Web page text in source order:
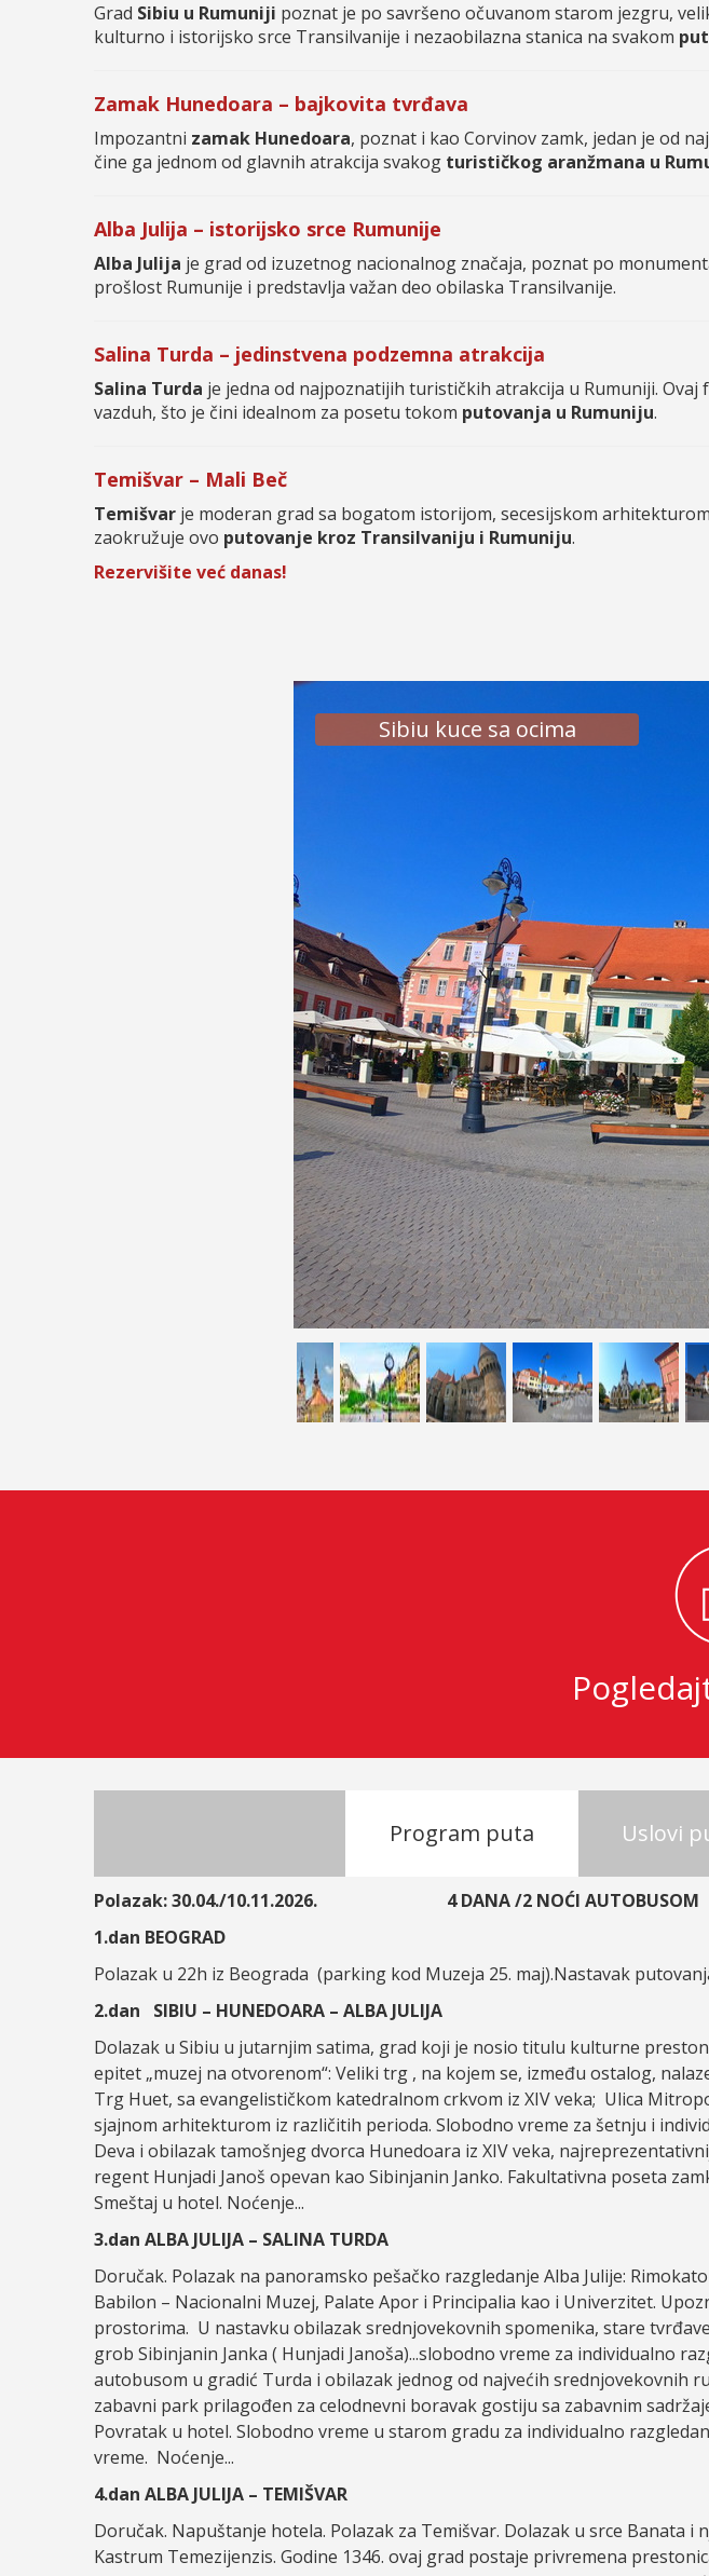
Grad Sibiu u Rumuniji poznat je po savršeno očuvanom starom jezgru,
kulturno i istorijsko srce Transilvanije i nezaobilazna stanica na svakom
Zamak Hunedoara – bajkovita tvrđava
Impozantni zamak Hunedoara, poznat i kao Corvinov zamk, jedan je od
čine ga jednom od glavnih atrakcija svakog turističkog aranžmana u
Alba Julija – istorijsko srce Rumunije
Alba Julija je grad od izuzetnog nacionalnog značaja, poznat po
prošlost Rumunije i predstavlja važan deo obilaska Transilvanije.
Salina Turda – jedinstvena podzemna atrakcija
Salina Turda je jedna od najpoznatijih turističkih atrakcija u Rumuniji.
vazduh, što je čini idealnom za posetu tokom putovanja u Rumuniju.
Temišvar – Mali Beč
Temišvar je moderan grad sa bogatom istorijom, secesijskom
zaokružuje ovo putovanje kroz Transilvaniju i Rumuniju.
Rezervišite već danas!
Sibiu mali trg
Sibiu kuce sa ocima
Program puta Uslovi
Polazak: 30.04./10.11.2026. 4 DANA /2 NOĆI AUTOBUSOM
1.dan BEOGRAD
Polazak u 22h iz Beograda (parking kod Muzeja 25. maj).Nastavak
2.dan SIBIU – HUNEDOARA – ALBA JULIJA
Dolazak u Sibiu u jutarnjim satima, grad koji je nosio titulu kulturne
epitet „muzej na otvorenom“: Veliki trg , na kojem se, između ostalog,
Trg Huet, sa evangelističkom katedralnom crkvom iz XIV veka; Ulica
sjajnom arhitekturom iz različitih perioda. Slobodno vreme za šetnju i
Deva i obilazak tamošnjeg dvorca Hunedoara iz XIV veka,
regent Hunjadi Janoš opevan kao Sibinjanin Janko. Fakultativna poseta
Smeštaj u hotel. Noćenje...
3.dan ALBA JULIJA – SALINA TURDA
Doručak. Polazak na panoramsko pešačko razgledanje Alba Julije:
Babilon – Nacionalni Muzej, Palate Apor i Principalia kao i Univerzitet.
prostorima. U nastavku obilazak srednjovekovnih spomenika, stare
grob Sibinjanin Janka ( Hunjadi Janoša)...slobodno vreme za individualno
autobusom u gradić Turda i obilazak jednog od najvećih srednjovekovnih
zabavni park prilagođen za celodnevni boravak gostiju sa zabavnim
Povratak u hotel. Slobodno vreme u starom gradu za individualno
vreme. Noćenje...
4.dan ALBA JULIJA – TEMIŠVAR
Doručak. Napuštanje hotela. Polazak za Temišvar. Dolazak u srce Banata
Kastrum Temezijenzis. Godine 1346. ovaj grad postaje privremena